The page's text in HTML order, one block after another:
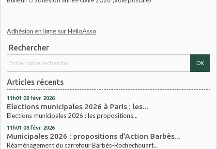
Adhésion en ligne sur HelloAsso
Rechercher
Articles récents
11h01 08 févr. 2026
Elections municipales 2026 à Paris : les...
Elections municipales 2026 : les propositions...
11h01 08 févr. 2026
Municipales 2026 : propositions d'Action Barbès...
Réaménagement du carrefour Barbès-Rochechouart...